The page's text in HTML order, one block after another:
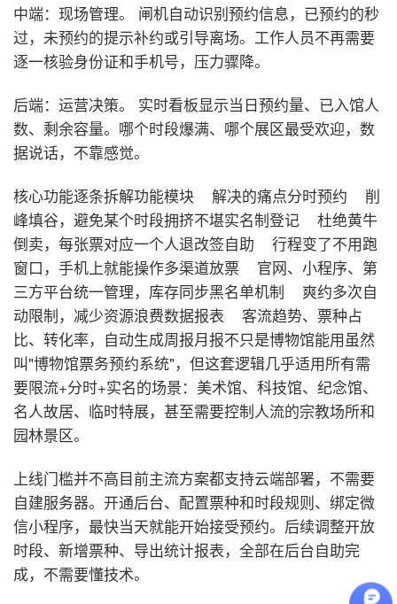
中端：现场管理。 闸机自动识别预约信息，已预约的秒
过，未预约的提示补约或引导离场。工作人员不再需要
逐一核验身份证和手机号，压力骤降。
后端：运营决策。 实时看板显示当日预约量、已入馆人
数、剩余容量。哪个时段爆满、哪个展区最受欢迎，数
据说话，不靠感觉。
核心功能逐条拆解功能模块 解决的痛点分时预约 削
峰填谷，避免某个时段拥挤不堪实名制登记 杜绝黄牛
倒卖，每张票对应一个人退改签自助 行程变了不用跑
窗口，手机上就能操作多渠道放票 官网、小程序、第
三方平台统一管理，库存同步黑名单机制 爽约多次自
动限制，减少资源浪费数据报表 客流趋势、票种占
比、转化率，自动生成周报月报不只是博物馆能用虽然
叫"博物馆票务预约系统"，但这套逻辑几乎适用所有需
要限流+分时+实名的场景：美术馆、科技馆、纪念馆、
名人故居、临时特展，甚至需要控制人流的宗教场所和
园林景区。
上线门槛并不高目前主流方案都支持云端部署，不需要
自建服务器。开通后台、配置票种和时段规则、绑定微
信小程序，最快当天就能开始接受预约。后续调整开放
时段、新增票种、导出统计报表，全部在后台自助完
成，不需要懂技术。